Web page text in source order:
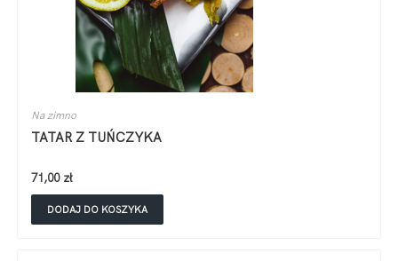
Na zimno
TATAR Z TUŃCZYKA
71,00 zł
DODAJ DO KOSZYKA